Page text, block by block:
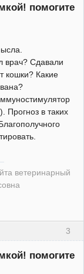
помогите
врач? Сдавали
кошки? Какие
Прогноз в таких
ветеринарный
3
помогите